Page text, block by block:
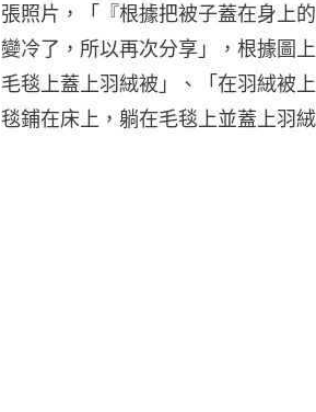
張照片，「『根據把被子蓋在身上
變冷了，所以再次分享」，根據圖
毛毯上蓋上羽絨被」、「在羽絨被
毯鋪在床上，躺在毛毯上並蓋上羽